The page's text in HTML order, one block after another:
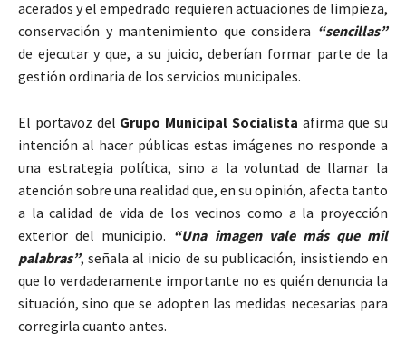
acerados y el empedrado requieren actuaciones de limpieza,
conservación y mantenimiento que considera “sencillas”
de ejecutar y que, a su juicio, deberían formar parte de la
gestión ordinaria de los servicios municipales.
El portavoz del Grupo Municipal Socialista afirma que su
intención al hacer públicas estas imágenes no responde a
una estrategia política, sino a la voluntad de llamar la
atención sobre una realidad que, en su opinión, afecta tanto
a la calidad de vida de los vecinos como a la proyección
exterior del municipio. “Una imagen vale más que mil
palabras”, señala al inicio de su publicación, insistiendo en
que lo verdaderamente importante no es quién denuncia la
situación, sino que se adopten las medidas necesarias para
corregirla cuanto antes.